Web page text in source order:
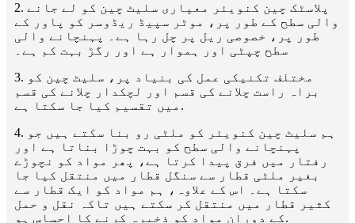
2. پلاسٹک چین کنویئر معیاری سلیٹ چین کو لے جانے
والی سطح کے طور پر، موٹر سپیڈ ریڈوسر کو پاور کے
طور پر، خصوصی ریل پر چل رہا ہے۔ پہنچانے والی
سطح چپٹی اور ہموار ہے اور رگڑ بہت کم ہے۔
3. مختلف تکنیکی عمل کی بنیاد پر، سلیٹ چین کو
براہ راست چلانے کی قسم اور لچکدار چلانے کی قسم
میں تقسیم کیا جا سکتا ہے.
4. ہم سلیٹ چین کنویئر کو ملٹی رو بنا سکتے ہیں جو
پہنچانے والی سطح کو بہت چوڑا بناتا ہے اور
رفتار میں فرق پیدا کرتا ہے، پھر مواد کو نچوڑے
بغیر ملٹی قطار سے سنگل قطار میں منتقل کیا جا
سکتا ہے۔ اس کے علاوہ، ہم مواد کو ایک قطار سے
کثیر قطار میں منتقل کر سکتے ہیں تاکہ نقل و حمل
کے دوران مواد کو ذخیرہ کرنے کا احساس ہو.